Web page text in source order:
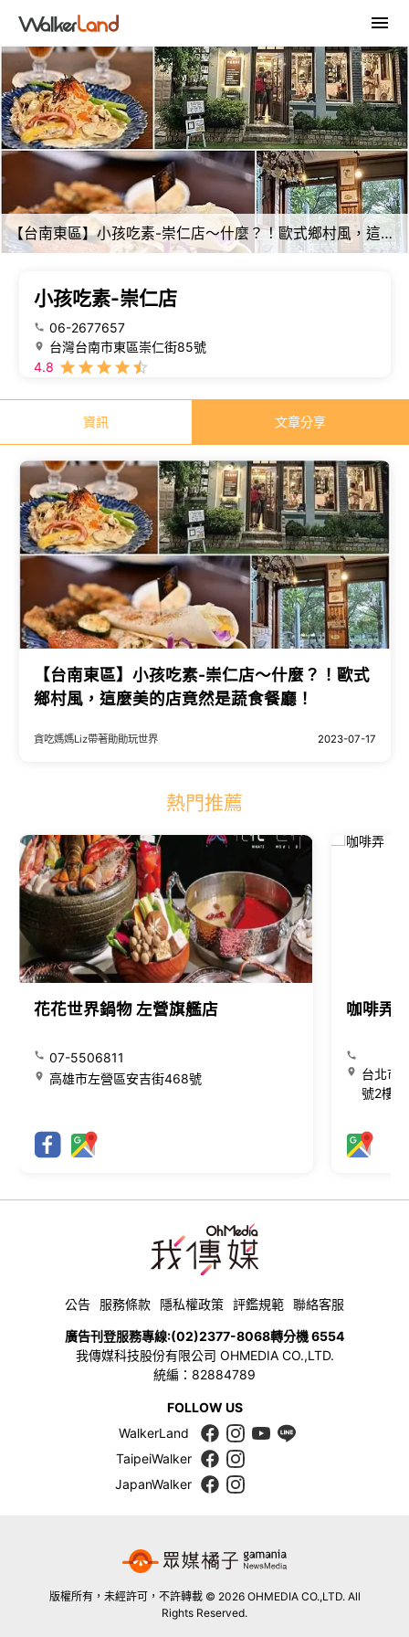
【台南東區】小孩吃素-崇仁店～什麼？！歐式鄉村風，這麼美的店竟然是蔬食餐廳！
小孩吃素-崇仁店
06-2677657
台灣台南市東區崇仁街85號
4.8
資訊 文章分享
【台南東區】小孩吃素-崇仁店～什麼？！歐式
鄉村風，這麼美的店竟然是蔬食餐廳！
貪吃媽媽Liz帶著勛勛玩世界 2023-07-17
熱門推薦
花花世界鍋物 左營旗艦店
07-5506811
高雄市左營區安吉街468號
咖啡弄
台北市
號2樓
公告 服務條款 隱私權政策 評鑑規範 聯絡客服
廣告刊登服務專線:(02)2377-8068轉分機 6554
我傳媒科技股份有限公司 OHMEDIA CO.,LTD.
統編：82884789
FOLLOW US
WalkerLand
TaipeiWalker
JapanWalker
版權所有，未經許可，不許轉載 © 2026 OHMEDIA CO.,LTD. All
Rights Reserved.